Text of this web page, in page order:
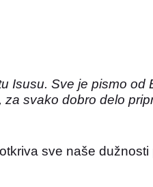
Isusu. Sve je pismo od
svako dobro delo
sve naše dužnosti